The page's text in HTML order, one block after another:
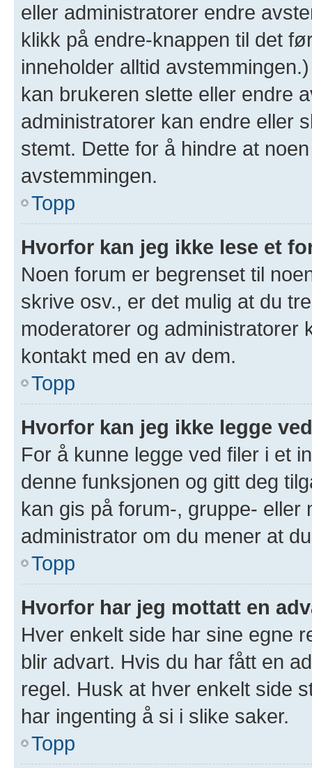
eller administratorer endre
klikk på endre-knappen til det
inneholder alltid
kan brukeren slette eller endre
administratorer kan endre eller
stemt. Dette for å hindre at
avstemmingen.
Topp
Hvorfor kan jeg ikke lese et
Noen forum er begrenset til
skrive osv., er det mulig at du
moderatorer og administratorer
kontakt med en av dem.
Topp
Hvorfor kan jeg ikke legge
For å kunne legge ved filer i et
denne funksjonen og gitt deg
kan gis på forum-, gruppe- eller
administrator om du mener at
Topp
Hvorfor har jeg mottatt en
Hver enkelt side har sine egne
blir advart. Hvis du har fått en
regel. Husk at hver enkelt side
har ingenting å si i slike saker.
Topp